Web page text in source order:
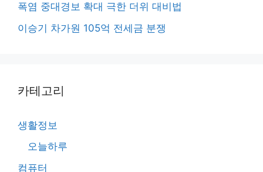
폭염 중대경보 확대 극한 더위 대비법
이승기 차가원 105억 전세금 분쟁
카테고리
생활정보
오늘하루
컴퓨터